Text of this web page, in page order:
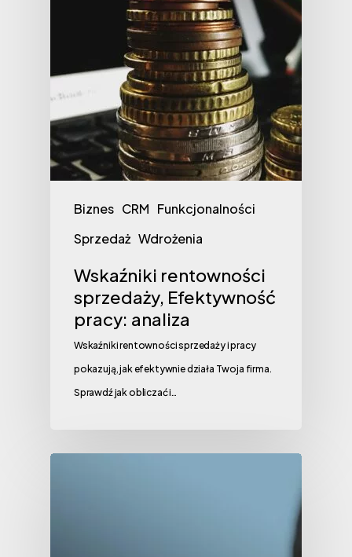
Biznes CRM Funkcjonalności
Sprzedaż Wdrożenia
Wskaźniki rentowności
sprzedaży, Efektywność
pracy: analiza
Wskaźniki rentowności sprzedaży i pracy
pokazują, jak efektywnie działa Twoja firma.
Sprawdź jak obliczać i…